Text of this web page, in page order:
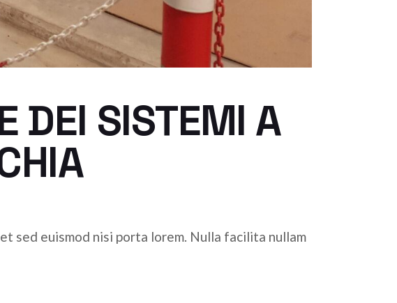
DEI SISTEMI A
sed euismod nisi porta lorem. Nulla facilita nullam